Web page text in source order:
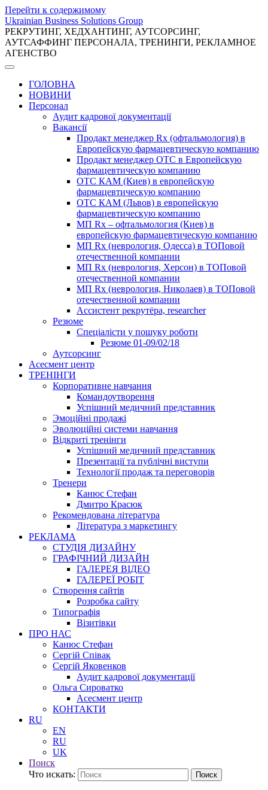
Перейти к содержимому
Ukrainian Business Solutions Group
РЕКРУТИНГ, ХЕДХАНТИНГ, АУТСОРСИНГ,
АУТСАФФИНГ ПЕРСОНАЛА, ТРЕНИНГИ, РЕКЛАМНОЕ
АГЕНСТВО
ГОЛОВНА
НОВИНИ
Персонал
Аудит кадрової документації
Вакансії
Продакт менеджер Rx (офтальмология) в
Европейскую фармацевтическую компанию
Продакт менеджер ОТС в Европейскую
фармацевтическую компанию
ОТС КАМ (Киев) в европейскую
фармацевтическую компанию
ОТС КАМ (Львов) в европейскую
фармацевтическую компанию
МП Rx – офтальмология (Киев) в
европейскую фармацевтическую компанию
МП Rx (неврология, Одесса) в ТОПовой
отечественной компании
МП Rx (неврология, Херсон) в ТОПовой
отечественной компании
МП Rx (неврология, Николаев) в ТОПовой
отечественной компании
Ассистент рекрутёра, researcher
Резюме
Cпеціалісти у пошуку роботи
Резюме 01-09/02/18
Аутсорсинг
Асесмент центр
ТРЕНІНГИ
Корпоративне навчання
Командоутворення
Успішний медичний представник
Эмоційні продажі
Эволюційні системи навчання
Відкриті тренінги
Успішний медичний представник
Презентації та публічні виступи
Технології продаж та переговорів
Тренери
Канюс Стефан
Дмитро Красюк
Рекомендована література
Література з маркетингу
РЕКЛАМА
СТУДІЯ ДИЗАЙНУ
ГРАФІЧНИЙ ДИЗАЙН
ГАЛЕРЕЯ ВІДЕО
ГАЛЕРЕЇ РОБІТ
Створення сайтів
Розробка сайту
Типографія
Візитівки
ПРО НАС
Канюс Стефан
Сергій Співак
Сергій Яковенков
Аудит кадрової документації
Ольга Сироватко
Асесмент центр
КОНТАКТИ
RU
EN
RU
UK
Поиск
Что искать:
Поиск